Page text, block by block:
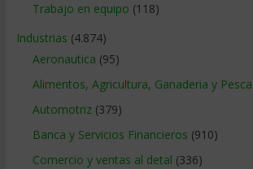
Trabajo en equipo (118)
Industrias (4.874)
Aeronautica (95)
Alimentos, Agricultura, Ganaderia y Pesca
Automotriz(379)
Banca y Servicios Financieros (910)
Comercio y ventas al detal (336)